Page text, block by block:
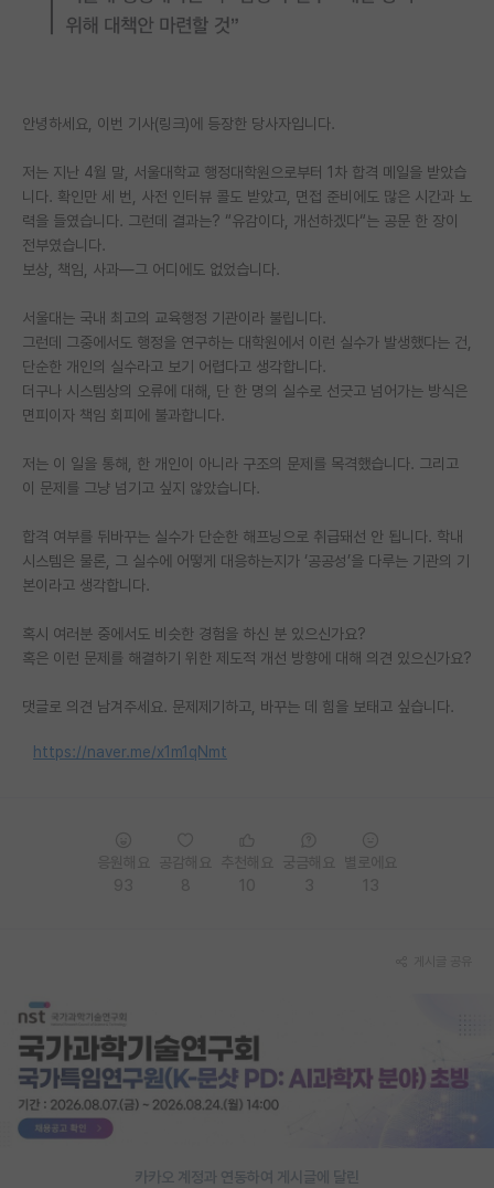
PI 전용 게시판
장학금/장학생 게시판
학술 정보 게시판
홍보 게시판
커리어
유학교육
이벤트
반도체 아카데미
재팬라운지 🌸
안녕하세요, 이번 기사(링크)에 등장한 당사자입니다.
저는 지난 4월 말, 서울대학교 행정대학원으로부터 1차 합격 메일을 받았습
니다. 확인만 세 번, 사전 인터뷰 콜도 받았고, 면접 준비에도 많은 시간과 노
력을 들였습니다. 그런데 결과는? “유감이다, 개선하겠다“는 공문 한 장이
전부였습니다.
보상, 책임, 사과—그 어디에도 없었습니다.
서울대는 국내 최고의 교육행정 기관이라 불립니다.
그런데 그중에서도 행정을 연구하는 대학원에서 이런 실수가 발생했다는 건,
단순한 개인의 실수라고 보기 어렵다고 생각합니다.
더구나 시스템상의 오류에 대해, 단 한 명의 실수로 선긋고 넘어가는 방식은
면피이자 책임 회피에 불과합니다.
저는 이 일을 통해, 한 개인이 아니라 구조의 문제를 목격했습니다. 그리고
이 문제를 그냥 넘기고 싶지 않았습니다.
합격 여부를 뒤바꾸는 실수가 단순한 해프닝으로 취급돼선 안 됩니다. 학내
시스템은 물론, 그 실수에 어떻게 대응하는지가 ‘공공성’을 다루는 기관의 기
본이라고 생각합니다.
혹시 여러분 중에서도 비슷한 경험을 하신 분 있으신가요?
혹은 이런 문제를 해결하기 위한 제도적 개선 방향에 대해 의견 있으신가요?
댓글로 의견 남겨주세요. 문제제기하고, 바꾸는 데 힘을 보태고 싶습니다.
https://naver.me/x1m1qNmt
카카오 계정과 연동하여 게시글에 달린